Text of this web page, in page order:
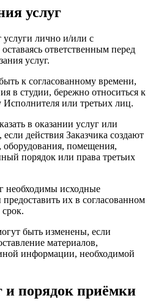
услуг
услуги лично и/или с
ответственным перед
услуг.
к согласованному времени,
в студии, бережно относиться к
или третьих лиц.
в оказании услуг или
действия Заказчика создают
оборудования, помещения,
порядок или права третьих
необходимы исходные
их в согласованном
быть изменены, если
материалов,
информации, необходимой
и порядок приёмки